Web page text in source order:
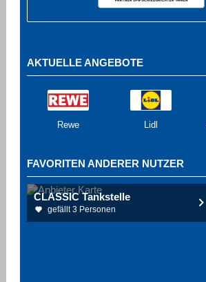
AKTUELLE ANGEBOTE
Rewe Lidl
FAVORITEN ANDERER NUTZER
CLASSIC Tankstelle
gefällt 3 Personen